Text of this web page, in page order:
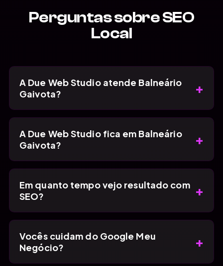
Perguntas sobre SEO
Local
A Due Web Studio atende Balneário
Gaivota?
+
A Due Web Studio fica em Balneário
Gaivota?
+
Em quanto tempo vejo resultado com
SEO?
+
Vocês cuidam do Google Meu
Negócio?
+